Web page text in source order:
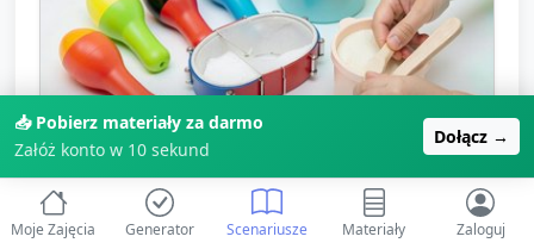
Kliknij, aby powiększyć
📥 Pobierz materiały za darmo
Załóż konto w 10 sekund
Dołącz →
Moje Zajęcia Generator Scenariusze Materiały Zaloguj